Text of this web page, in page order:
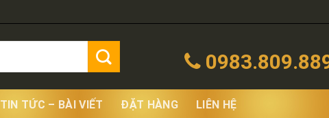
TIN TỨC – BÀI VIẾT ĐẶT HÀNG LIÊN HỆ